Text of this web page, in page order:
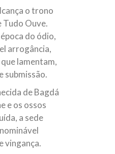
o trono
Tudo Ouve.
do ódio,
arrogância,
lamentam,
submissão.
de Bagdá
e os ossos
a sede
vingança.